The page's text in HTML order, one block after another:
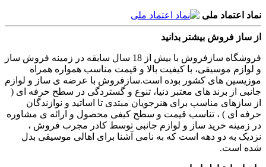
نماد اعتماد ملی
از ساز فروش بیشتر بدانید
فروشگاه سازفروش با بیش از 18 سال سابقه در زمینه فروش ساز
و لوازم موسیقی، با کیفیت بالا و قیمت مناسب همواره همراه
موزیسین های کشور بوده است.سازفروش با عرضه ی ساز و لوازم
جانبی از برند های معتبر دنیا، تنوع و گستردگی در سطح حرفه ای (
از سازهای مناسب برای هنرجویان مبتدی تا اساتید و نوازندگان
حرفه ای ) ، تناسب قیمت و سطح کیفی محصول و ارائه ی مشاوره
در زمینه خرید ساز و لوازم جانبی توسط کادر مجرب فروش ،
نزدیک به دو دهه است که به نامی آشنا برای اهالی موسیقی بدل
شده است.